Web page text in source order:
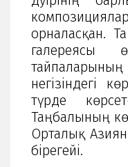
орналасқан.
галереясы
негізіндегі
түрде
Таңбалының
Орталық
бірегейі.